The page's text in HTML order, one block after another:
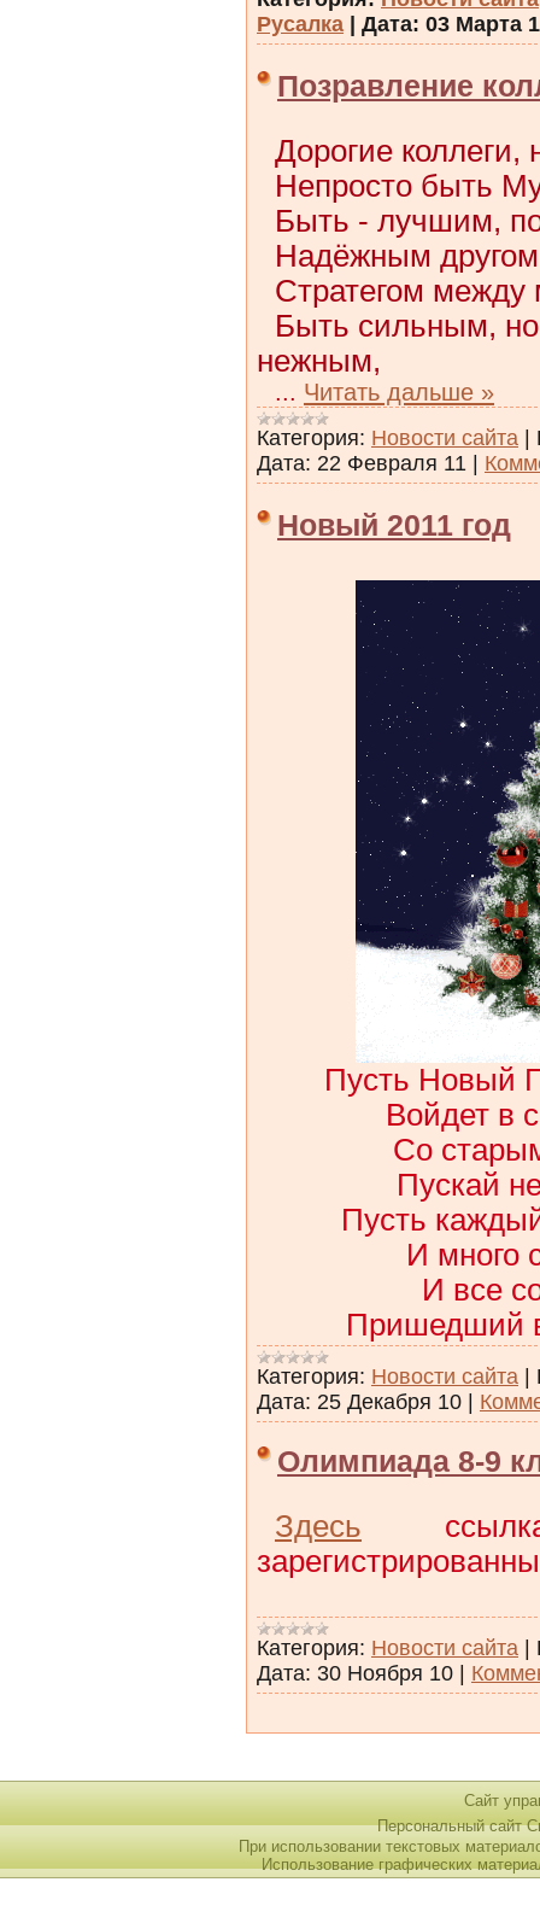
Русалка
Дата: 03 Марта
Позравление
Дорогие
Непросто быть
Быть - лучшим,
Надёжным
Стратегом
Быть сильным,
нежным,
... Читать дальше »
Категория: Новости сайта
Дата: 22 Февраля 11
Новый 2011 год
Пусть Новый
Войдет в
Со
Пускай
Пусть
И много
И все
Пришедший
Категория: Новости сайта
Дата: 25 Декабря 10
Олимпиада 8-9
Здесь
Категория: Новости сайта
Дата: 30 Ноября 10
Сайт
Персональный сайт
При использовании текстовых
Использование графических